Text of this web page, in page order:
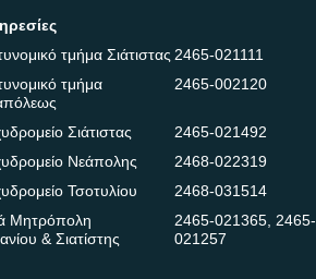
τμήμα Σιάτιστας2465-021111
τμήμα
2465-002120
Σιάτιστας
2465-021492
Νεάπολης
2468-022319
Τσοτυλίου
2468-031514
Μητρόπολη
& Σιατίστης
2465-021365,2465-
021257